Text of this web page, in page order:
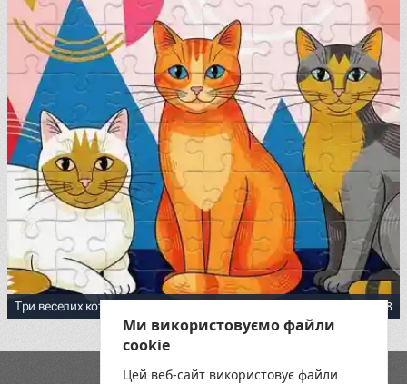
Три веселих котика 58
Блог
Ми використовуємо файли
cookie
Цей веб-сайт використовує файли